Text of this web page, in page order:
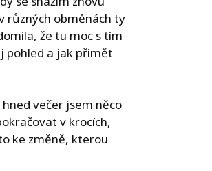
různých obměnách ty
že tu moc s tím
pohled a jak přimět
večer jsem něco
v krocích,
ke změně, kterou